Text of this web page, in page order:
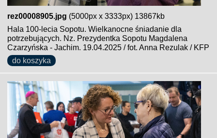
rez00008905.jpg (5000px x 3333px) 13867kb
Hala 100-lecia Sopotu. Wielkanocne śniadanie dla
potrzebujących. Nz. Prezydentka Sopotu Magdalena
Czarzyńska - Jachim. 19.04.2025 / fot. Anna Rezulak / KFP
do koszyka